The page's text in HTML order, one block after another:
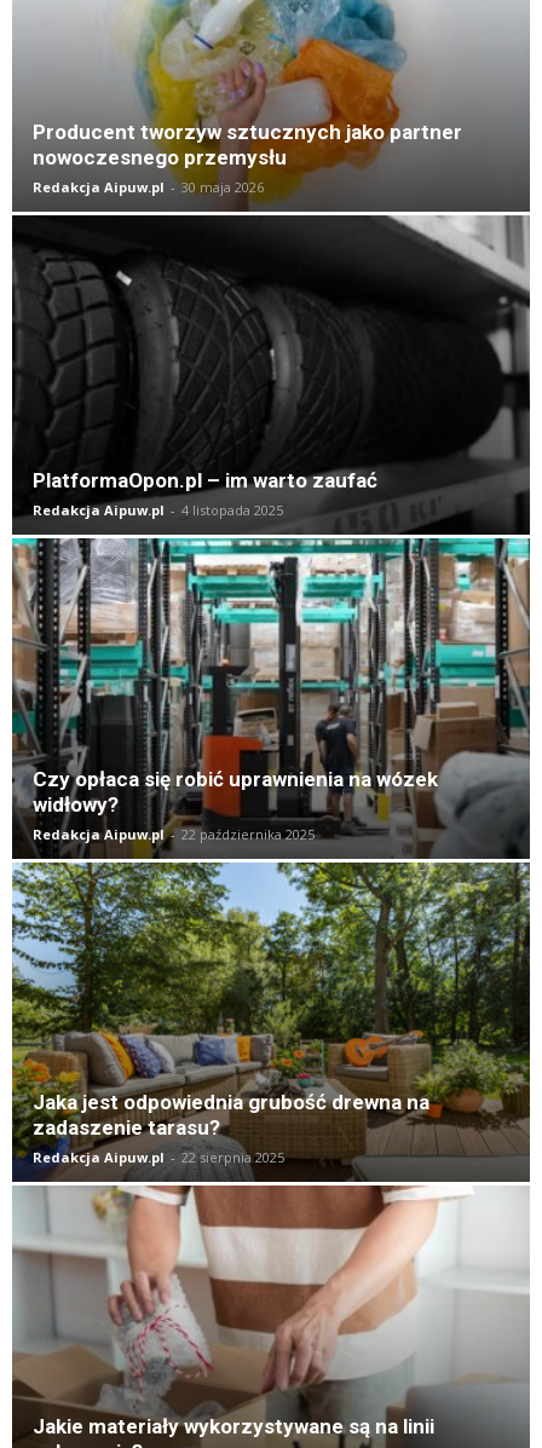
Producent tworzyw sztucznych jako partner
nowoczesnego przemysłu
Redakcja Aipuw.pl - 30 maja 2026
PlatformaOpon.pl – im warto zaufać
Redakcja Aipuw.pl - 4 listopada 2025
Czy opłaca się robić uprawnienia na wózek
widłowy?
Redakcja Aipuw.pl - 22 października 2025
Jaka jest odpowiednia grubość drewna na
zadaszenie tarasu?
Redakcja Aipuw.pl - 22 sierpnia 2025
Jakie materiały wykorzystywane są na linii